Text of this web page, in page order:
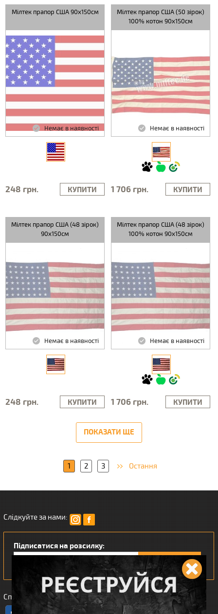
Мілтек прапор США 90х150см
Немає в наявності
248 грн. КУПИТИ
Мілтек прапор США (50 зірок)
100% котон 90x150см
Немає в наявності
1 706 грн. КУПИТИ
Мілтек прапор США (48 зірок)
90х150см
Немає в наявності
248 грн. КУПИТИ
Мілтек прапор США (48 зірок)
100% котон 90x150см
Немає в наявності
1 706 грн. КУПИТИ
ПОКАЗАТИ ЩЕ
1 2 3 Остання
Слідкуйте за нами:
Підписатися на розсилку:
Сподобався наш інтернет магазин?